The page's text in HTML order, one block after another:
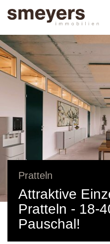
Pratteln
Attraktive
Pratteln - 18-
Pauschal!